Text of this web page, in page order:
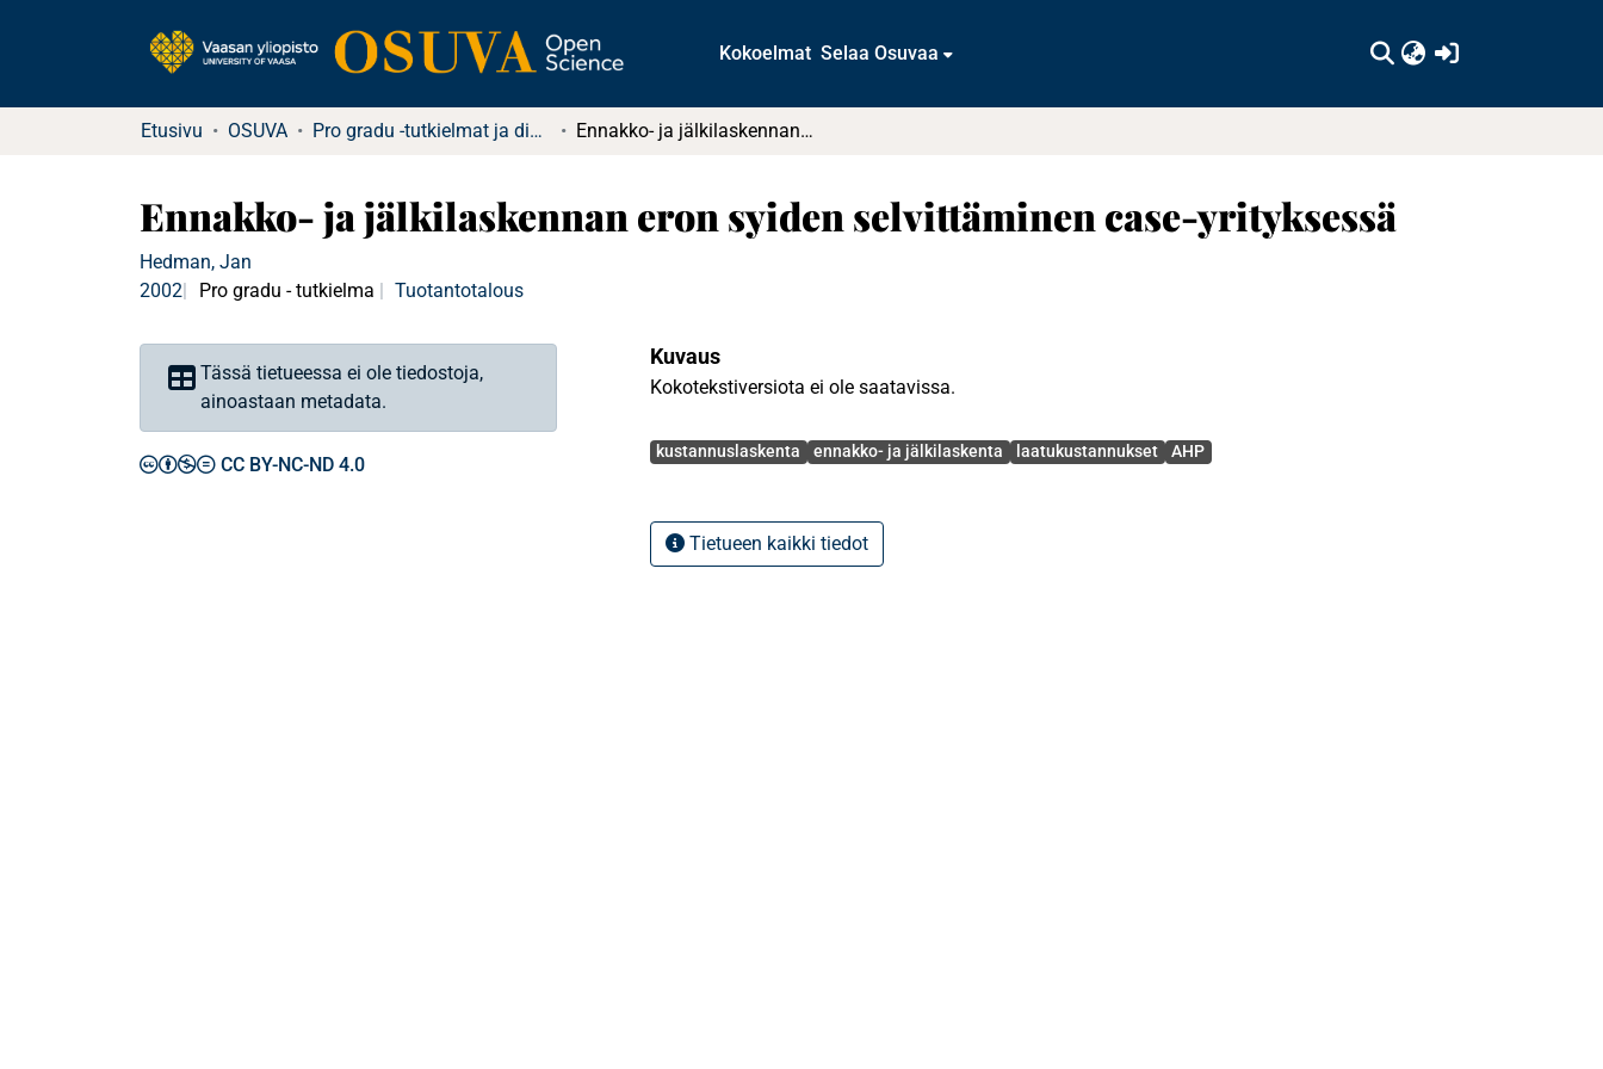
Kokoelmat Selaa Osuvaa
Etusivu OSUVA Pro gradu -tutkielmat ja diplomityöt Ennakko- ja jälkilaskennan eron syiden selvittäminen case-yrityksessä
Ennakko- ja jälkilaskennan eron syiden selvittäminen case-yrityksessä
Hedman, Jan
2002
Pro gradu - tutkielma Tuotantotalous
Tässä tietueessa ei ole tiedostoja,
ainoastaan metadata.
CC BY-NC-ND 4.0
Kuvaus
Kokotekstiversiota ei ole saatavissa.
Avainsanat
kustannuslaskenta ennakko- ja jälkilaskenta laatukustannukset AHP
Tietueen kaikki tiedot